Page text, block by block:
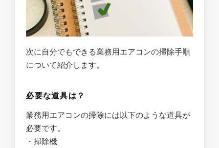
次に自分でもできる業務用エアコンの掃除手順
について紹介します。
必要な道具は？
業務用エアコンの掃除には以下のような道具が
必要です。
・掃除機